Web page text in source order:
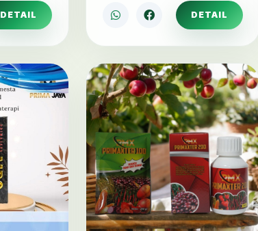
DETAIL DETAIL